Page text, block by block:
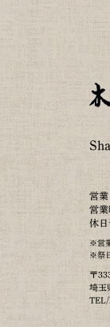
営業
営業
休日
※営
※祭
〒
埼玉
TEL/